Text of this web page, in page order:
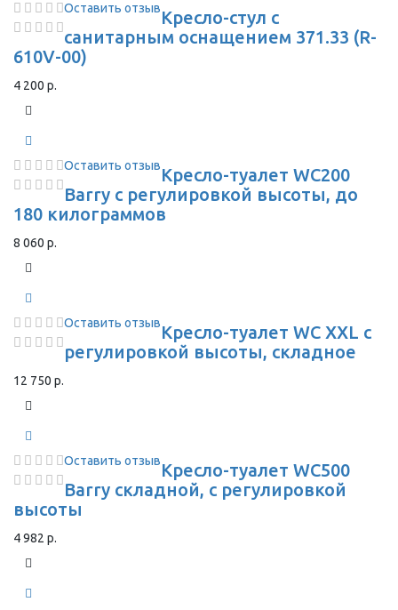
Оставить отзывКресло-стул с
санитарным оснащением 371.33 (R-
610V-00)
4 200 р.
Оставить отзывКресло-туалет WC200
Barry с регулировкой высоты, до
180 килограммов
8 060 р.
Оставить отзывКресло-туалет WC XXL с
регулировкой высоты, складное
12 750 р.
Оставить отзывКресло-туалет WC500
Barry складной, с регулировкой
высоты
4 982 р.